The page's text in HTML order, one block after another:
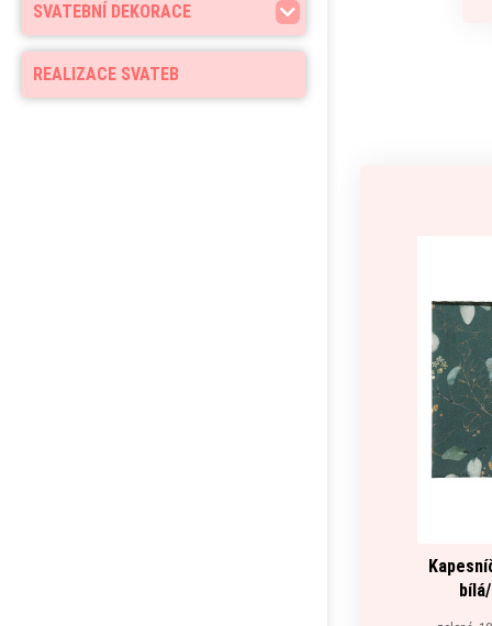
SVATEBNÍ DEKORACE
REALIZACE SVATEB